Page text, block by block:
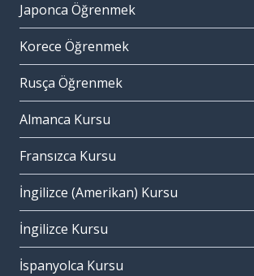
Japonca Öğrenmek
Korece Öğrenmek
Rusça Öğrenmek
Almanca Kursu
Fransızca Kursu
İngilizce (Amerikan) Kursu
İngilizce Kursu
İspanyolca Kursu